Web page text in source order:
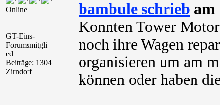
Online
GT-Eins-
Forumsmitgli
ed
Beiträge: 1304
Zirndorf
bambule schrieb am
Konnten Tower
noch ihre Wagen
organisieren um am
können oder haben